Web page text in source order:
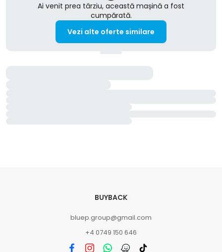
Ai venit prea târziu, această mașină a fost
cumpărată.
Vezi alte oferte similare
BUYBACK
bluep.group@gmail.com
+4 0749 150 646